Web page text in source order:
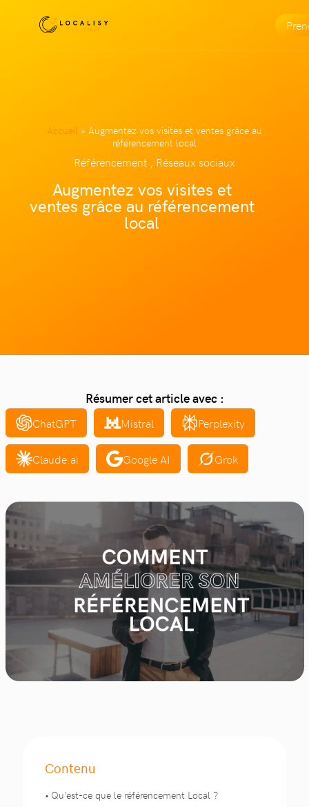
Accueil » Augmentez vos visites et ventes grâce au
référencement local
Référencement , Réseaux sociaux
Augmentez vos visites et
ventes grâce au référencement
local
Résumer cet article avec :
ChatGPT Mistral Perplexity
Claude.ai Google AI Grok
Contenu
Qu’est-ce que le référencement Local ?